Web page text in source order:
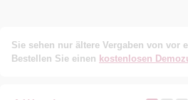
Sie sehen nur ältere Vergaben von vor
Bestellen Sie einen kostenlosen